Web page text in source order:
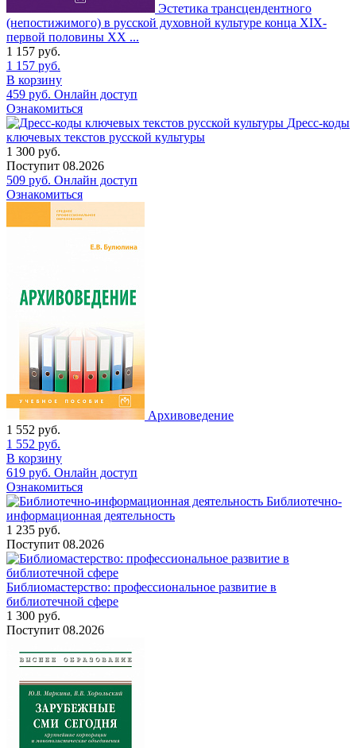
Эстетика трансцендентного
(непостижимого) в русской духовной культуре конца XIX-
первой половины XX ...
1 157 руб.
1 157 руб.
В корзину
459 руб. Онлайн доступ
Ознакомиться
Дресс-коды
ключевых текстов русской культуры
1 300 руб.
Поступит 08.2026
509 руб. Онлайн доступ
Ознакомиться
Архивоведение
1 552 руб.
1 552 руб.
В корзину
619 руб. Онлайн доступ
Ознакомиться
Библиотечно-
информационная деятельность
1 235 руб.
Поступит 08.2026
Библиомастерство: профессиональное развитие в
библиотечной сфере
1 300 руб.
Поступит 08.2026